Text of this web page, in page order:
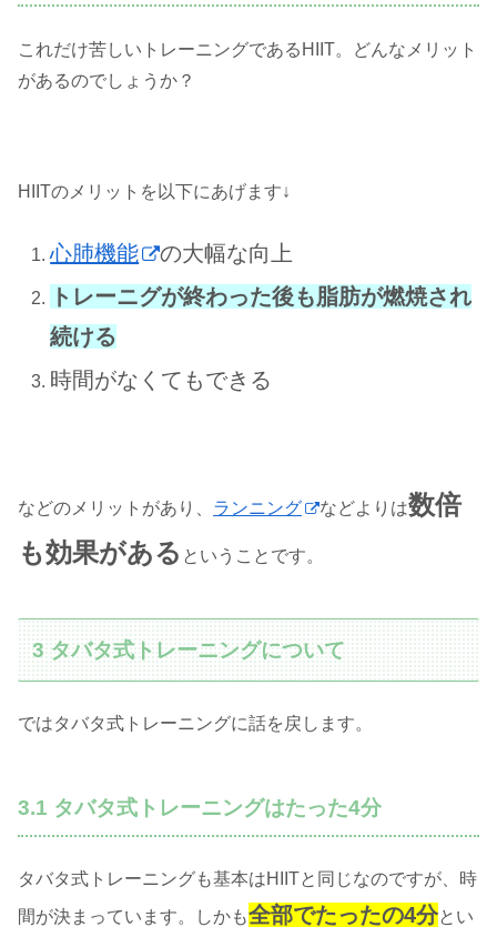
これだけ苦しいトレーニングであるHIIT。どんなメリット
があるのでしょうか？
HIITのメリットを以下にあげます↓
心肺機能
の大幅な向上
トレーニグが終わった後も脂肪が燃焼され
続ける
時間がなくてもできる
などのメリットがあり、 ランニング などよりは数倍
も効果がある ということです。
3 タバタ式トレーニングについて
ではタバタ式トレーニングに話を戻します。
3.1 タバタ式トレーニングはたった4分
タバタ式トレーニングも基本はHIITと同じなのですが、時
間が決まっています。しかも全部でたったの4分とい